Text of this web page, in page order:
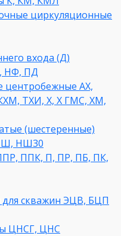
циркуляционные
входа (Д)
НФ, ПД
центробежные АХ,
ТХИ, Х, Х ГМС, ХМ,
(шестеренные)
НШ30
ППК, П, ПР, ПБ, ПК,
скважин ЭЦВ, БЦП
ЦНСГ, ЦНС